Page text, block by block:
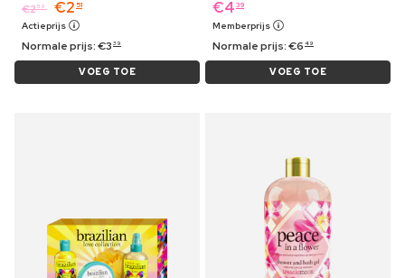
€259 €2 51
Actieprijs
Normale prijs:€3 39
VOEG TOE
€4 39
Memberprijs
Normale prijs:€6 49
VOEG TOE